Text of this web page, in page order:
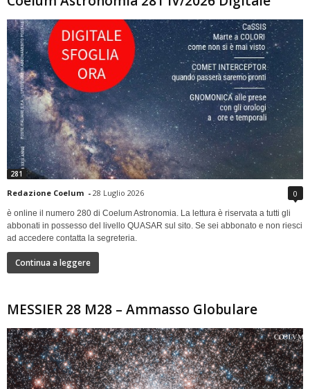
281
Redazione Coelum - 28 Luglio 2026 0
è online il numero 280 di Coelum Astronomia. La lettura è riservata a tutti gli
abbonati in possesso del livello QUASAR sul sito. Se sei abbonato e non riesci
ad accedere contatta la segreteria.
Continua a leggere
MESSIER 28 M28 – Ammasso Globulare